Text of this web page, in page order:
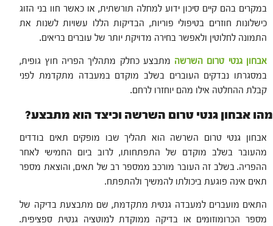
במקרים בהם קיים סיכון ידוע למחלה תורשתית, או כאשר חוו בני הזוג
כישלונות חוזרים בטיפולי פוריות, הבדיקות הללו עשויות לשנות את
התמונה לחלוטין ולאפשר בחירה מדויקת יותר של עוברים בריאים.
אבחון גנטי טרום השרשה מתבצע כחלק מתהליך הפריה חוץ גופית,
במסגרתו נבדקים העוברים בשלב מוקדם במעבדה מתקדמת לפני
קבלת ההחלטה אילו מהם יוחזרו לרחם.
מהו אבחון גנטי טרום השרשה וכיצד הוא מתבצע?
אבחון גנטי טרום השרשה הוא תהליך שבו מופקים תאים בודדים
מהעובר בשלב מוקדם של התפתחותו, לרוב ביום החמישי לאחר
ההפריה. בשלב זה העובר מורכב ממספר רב של תאים, והוצאת מספר
תאים אינה פוגעת ביכולתו להמשיך ולהתפתח.
התאים מועברים למעבדה גנטית מתקדמת, שם מתבצעת בדיקה של
מספר הכרומוזומים או בדיקה ממוקדת למוטציה גנטית ספציפית.